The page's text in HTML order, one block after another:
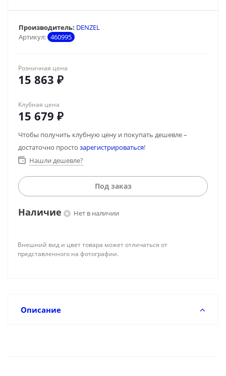
Артикул: 460995
Производитель: DENZEL
Розничная цена
15 863 ₽
Клубная цена
15 679 ₽
Чтобы получить клубную цену и покупать дешевле –
достаточно просто зарегистрироваться!
Нашли дешевле?
Под заказ
Наличие Нет в наличии
Внешний вид и цвет товара может отличаться от
представленного на фотографии.
Описание